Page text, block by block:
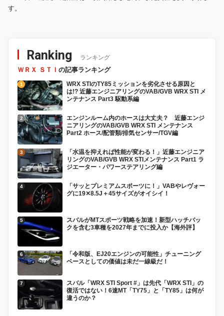
す。
Ranking ランキング
ＷＲＸ ＳＴＩ の記事ランキング
WRX STIのTY85ミッションを劣化させる原因と
は!? 近藤エンジニアリングのVAB/GVB WRX STI メ
ンテナンス Part3 駆動系編
エンジンルーム内のホースは大丈夫？ 近藤エンジ
ニアリングのVAB/GVB WRX STI メンテナンス
Part2 ホース/配管類/排気センサー/TGV編
「水温を抑えれば性能が変わる！」近藤エンジニア
リングのVAB/GVB WRX STIメンテナンス Part1 ラ
ジエーター・パワーステアリング編
「サッとプレミアムスポーツに！」VABやレヴォー
グに19✕8.5J＋45サイズがオイシイ！
スバルがMTスポーツ戦略を加速！新型ハッチバッ
クを含む3車種を2027年までに投入か【海外評】
「令和版、EJ20エンジンの可能性」チューニング
ベースとしての価値は未だ一線級だ！
スバル「WRX STI Sport #」は先代「WRX STI」の
復活ではない！6速MT「TY75」と「TY85」は何が
違うのか？